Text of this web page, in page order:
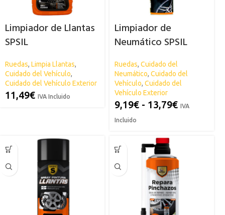
Limpiador de Llantas
SPSIL
Ruedas, Limpia Llantas,
Cuidado del Vehículo,
Cuidado del Vehículo Exterior
11,49€ IVA Incluido
Limpiador de
Neumático SPSIL
Ruedas, Cuidado del
Neumático, Cuidado del
Vehículo, Cuidado del
Vehículo Exterior
9,19€ - 13,79€ IVA
Incluido